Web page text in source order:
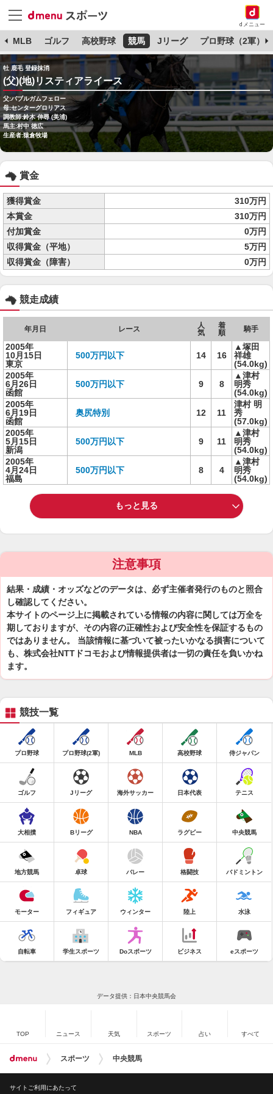
dメニュー
MLB ゴルフ 高校野球 競馬 Jリーグ プロ野球（2軍）
牡 鹿毛 登録抹消
(父)(地)リスティアライース
父:バブルガムフェロー
母:センターグロリアス
調教師:鈴木 伸尋 (美浦)
馬主:村中 徳広
生産者:猿倉牧場
賞金
獲得賞金
310万円
本賞金
310万円
付加賞金
0万円
収得賞金（平地）
5万円
収得賞金（障害）
0万円
競走成績
年月日 レース
人
気
着
順
騎手
2005年
10月15日
東京
500万円以下 14 16
▲塚田
祥雄
(54.0kg)
2005年
6月26日
函館
500万円以下 9 8
▲津村
明秀
(54.0kg)
2005年
6月19日
函館
奥尻特別 12 11
津村 明
秀
(57.0kg)
2005年
5月15日
新潟
500万円以下 9 11
▲津村
明秀
(54.0kg)
2005年
4月24日
福島
500万円以下 8 4
▲津村
明秀
(54.0kg)
もっと見る
注意事項
結果・成績・オッズなどのデータは、必ず主催者発行のものと照合
し確認してください。
本サイトのページ上に掲載されている情報の内容に関しては万全を
期しておりますが、その内容の正確性および安全性を保証するもの
ではありません。 当該情報に基づいて被ったいかなる損害について
も、株式会社NTTドコモおよび情報提供者は一切の責任を負いかね
ます。
競技一覧
プロ野球 プロ野球(2軍) MLB 高校野球 侍ジャパン
ゴルフ Jリーグ 海外サッカー 日本代表 テニス
大相撲 Bリーグ NBA ラグビー 中央競馬
地方競馬 卓球 バレー 格闘技 バドミントン
モーター フィギュア ウィンター 陸上 水泳
自転車 学生スポーツ Doスポーツ ビジネス eスポーツ
データ提供：日本中央競馬会
TOP ニュース 天気 スポーツ 占い すべて
スポーツ 中央競馬
サイトご利用にあたって